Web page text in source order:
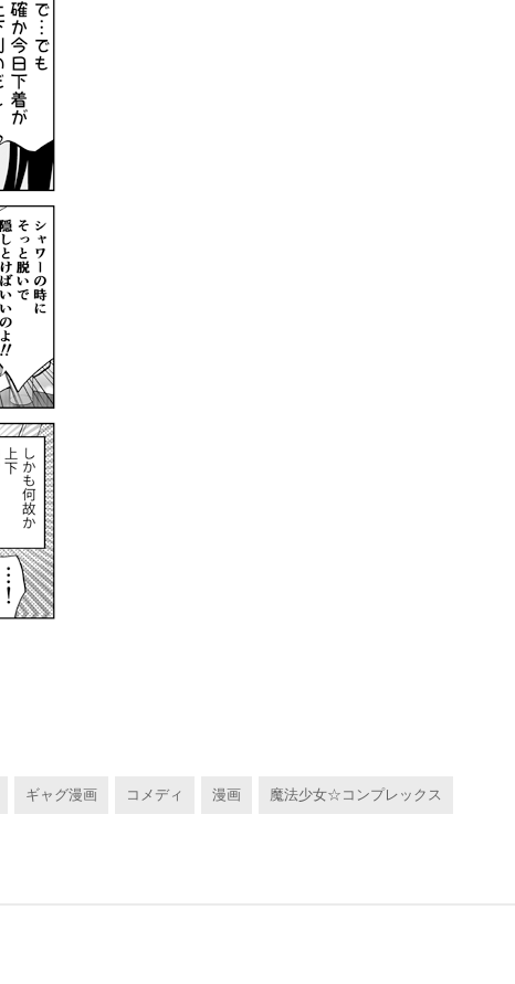
ギャグ漫画 コメディ 漫画 魔法少女☆コンプレックス